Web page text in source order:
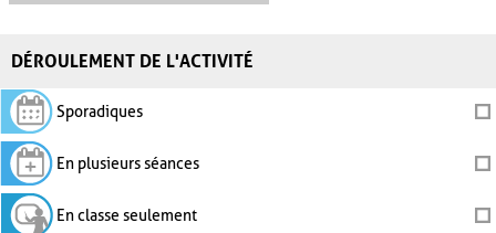
DÉROULEMENT DE L'ACTIVITÉ
Sporadiques
En plusieurs séances
En classe seulement